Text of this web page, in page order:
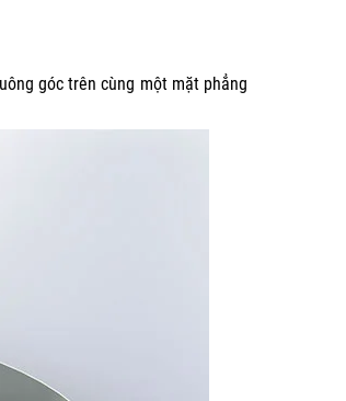
góc trên cùng một mặt phẳng